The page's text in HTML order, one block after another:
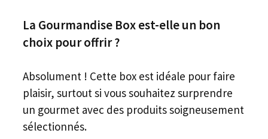
La Gourmandise Box est-elle un bon
choix pour offrir ?
Absolument ! Cette box est idéale pour faire
plaisir, surtout si vous souhaitez surprendre
un gourmet avec des produits soigneusement
sélectionnés.